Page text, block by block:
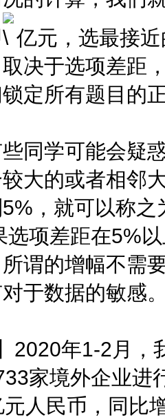
亿元，选最接
决于选项差距
定所有题目的
学可能会疑惑
大的或者相邻
，就可以称
选项差距在5%
谓的增幅不需
于数据的敏感
年1-2月，
家境外企业进
人民币，同比